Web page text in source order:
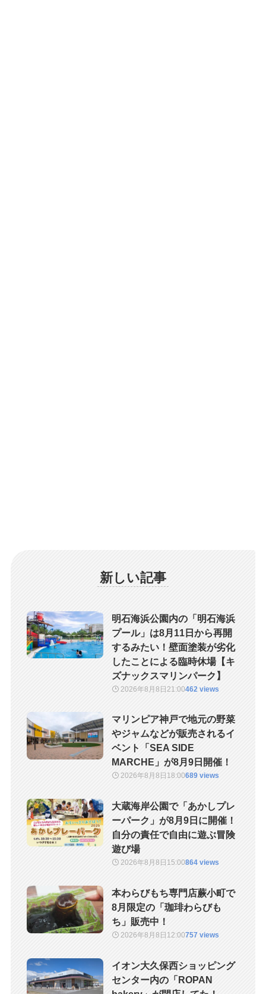
新しい記事
明石海浜公園内の「明石海浜
プール」は8月11日から再開
するみたい！壁面塗装が劣化
したことによる臨時休場【キ
ズナックスマリンパーク】
2026年8月8日 21:00462 views
マリンピア神戸で地元の野菜
やジャムなどが販売されるイ
ベント「SEA SIDE
MARCHE」が8月9日開催！
2026年8月8日 18:00689 views
大蔵海岸公園で「あかしプレ
ーパーク」が8月9日に開催！
自分の責任で自由に遊ぶ冒険
遊び場
2026年8月8日 15:00864 views
本わらびもち専門店蕨小町で
8月限定の「珈琲わらびも
ち」販売中！
2026年8月8日 12:00757 views
イオン大久保西ショッピング
センター内の「ROPAN